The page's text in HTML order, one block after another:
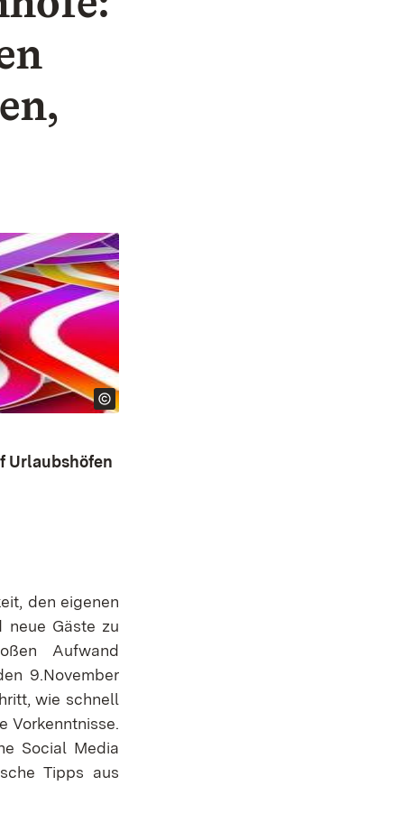
Urlaubshöfen
den eigenen
neue Gäste zu
Aufwand
9.November
wie schnell
Vorkenntnisse.
Social Media
Tipps aus